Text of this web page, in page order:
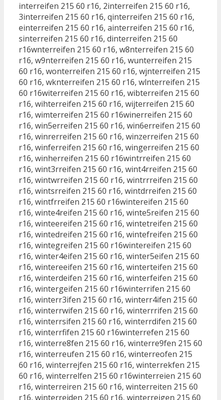
interreifen 215 60 r16, 2interreifen 215 60 r16,
3interreifen 215 60 r16, qinterreifen 215 60 r16,
einterreifen 215 60 r16, ainterreifen 215 60 r16,
sinterreifen 215 60 r16, dinterreifen 215 60
r16wnterreifen 215 60 r16, w8nterreifen 215 60
r16, w9nterreifen 215 60 r16, wunterreifen 215
60 r16, wonterreifen 215 60 r16, wjnterreifen 215
60 r16, wknterreifen 215 60 r16, wlnterreifen 215
60 r16witerreifen 215 60 r16, wibterreifen 215 60
r16, wihterreifen 215 60 r16, wijterreifen 215 60
r16, wimterreifen 215 60 r16winerreifen 215 60
r16, win5erreifen 215 60 r16, win6erreifen 215 60
r16, winrerreifen 215 60 r16, winzerreifen 215 60
r16, winferreifen 215 60 r16, wingerreifen 215 60
r16, winherreifen 215 60 r16wintrreifen 215 60
r16, wint3rreifen 215 60 r16, wint4rreifen 215 60
r16, wintwrreifen 215 60 r16, wintrrreifen 215 60
r16, wintsrreifen 215 60 r16, wintdrreifen 215 60
r16, wintfrreifen 215 60 r16wintereifen 215 60
r16, winte4reifen 215 60 r16, winte5reifen 215 60
r16, winteereifen 215 60 r16, wintetreifen 215 60
r16, wintedreifen 215 60 r16, wintefreifen 215 60
r16, wintegreifen 215 60 r16wintereifen 215 60
r16, winter4eifen 215 60 r16, winter5eifen 215 60
r16, wintereeifen 215 60 r16, winterteifen 215 60
r16, winterdeifen 215 60 r16, winterfeifen 215 60
r16, wintergeifen 215 60 r16winterrifen 215 60
r16, winterr3ifen 215 60 r16, winterr4ifen 215 60
r16, winterrwifen 215 60 r16, winterrrifen 215 60
r16, winterrsifen 215 60 r16, winterrdifen 215 60
r16, winterrfifen 215 60 r16winterrefen 215 60
r16, winterre8fen 215 60 r16, winterre9fen 215 60
r16, winterreufen 215 60 r16, winterreofen 215
60 r16, winterrejfen 215 60 r16, winterrekfen 215
60 r16, winterrelfen 215 60 r16winterreien 215 60
r16, winterreiren 215 60 r16, winterreiten 215 60
r16, winterreiden 215 60 r16, winterreigen 215 60